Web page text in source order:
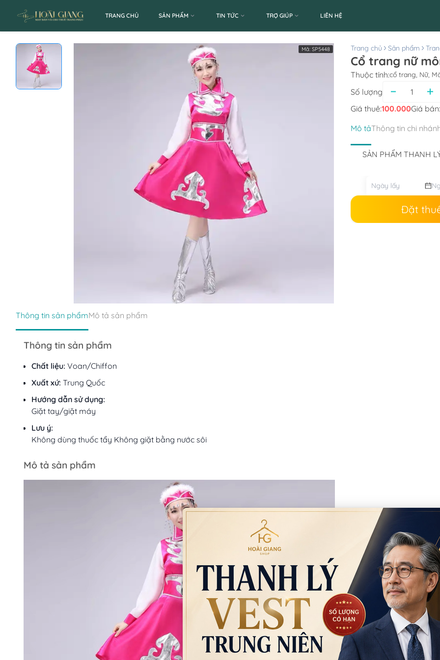
TRANG CHỦ SẢN PHẨM TIN TỨC TRỢ GIÚP LIÊN HỆ
Mã: SP5448
Thông tin sản phẩmMô tả sản phẩm
Thông tin sản phẩm
Chất liệu: Voan/Chiffon
Xuất xứ: Trung Quốc
Hướng dẫn sử dụng:
Giặt tay/giặt máy
Lưu ý:
Không dùng thuốc tẩy Không giặt bằng nước sôi
Mô tả sản phẩm
Trang chủ Sản phẩm
Cổ trang nữ
Thuộc tính:cổ trang, Nữ,
Số lượng
Giá thuê:100.000Giá bán:
Mô tảThông tin chi
SẢN PHẨM THANH
Đặt